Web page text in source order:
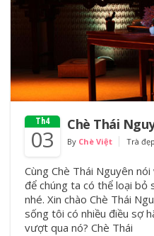
Th4
03
Chè Thái
By Chè Việt Trà đẹp
Cùng Chè Thái Nguyên
để chúng ta có thể loại
nhé. Xin chào Chè Thái
sống tôi có nhiều điều sợ
vượt qua nó? Chè Thái